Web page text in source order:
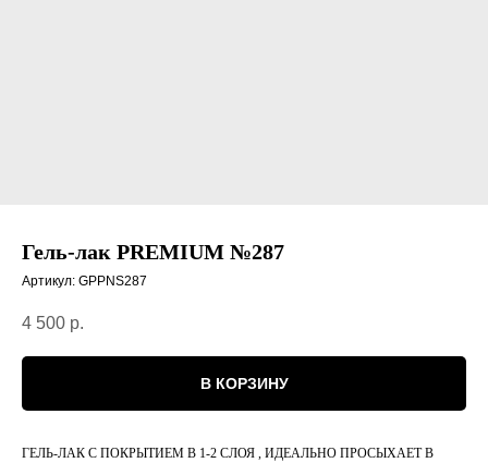
Гель-лак PREMIUM №287
Артикул: GPPNS287
4 500 р.
В КОРЗИНУ
ГЕЛЬ-ЛАК С ПОКРЫТИЕМ В 1-2 СЛОЯ , ИДЕАЛЬНО ПРОСЫХАЕТ В